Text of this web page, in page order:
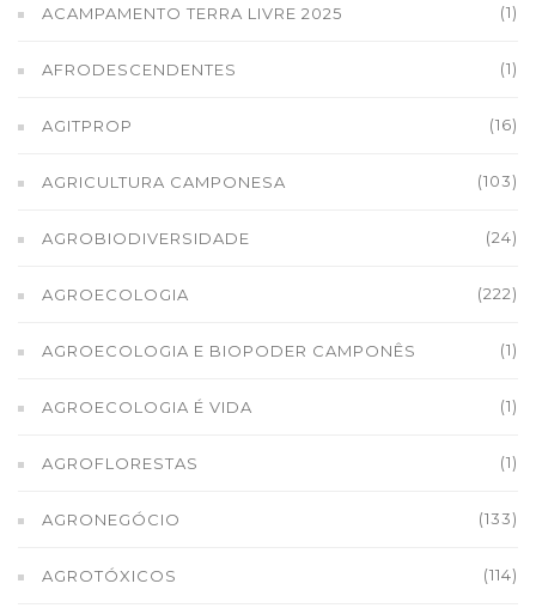
ACAMPAMENTO TERRA LIVRE 2025 (1)
AFRODESCENDENTES (1)
AGITPROP (16)
AGRICULTURA CAMPONESA (103)
AGROBIODIVERSIDADE (24)
AGROECOLOGIA (222)
AGROECOLOGIA E BIOPODER CAMPONÊS (1)
AGROECOLOGIA É VIDA (1)
AGROFLORESTAS (1)
AGRONEGÓCIO (133)
AGROTÓXICOS (114)